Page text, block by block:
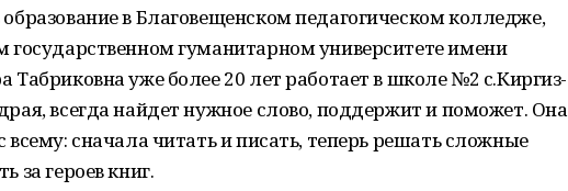
в Благовещенском педагогическом колледже,
государственном гуманитарном университете имени
уже более 20 лет работает в школе №2 с.Киргиз-
всегда найдет нужное слово, поддержит и поможет. Она
всему: сначала читать и писать, теперь решать сложные
за героев книг.